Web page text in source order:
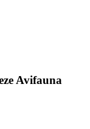
Avifauna